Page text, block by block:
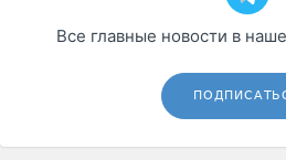
Все главные новости в